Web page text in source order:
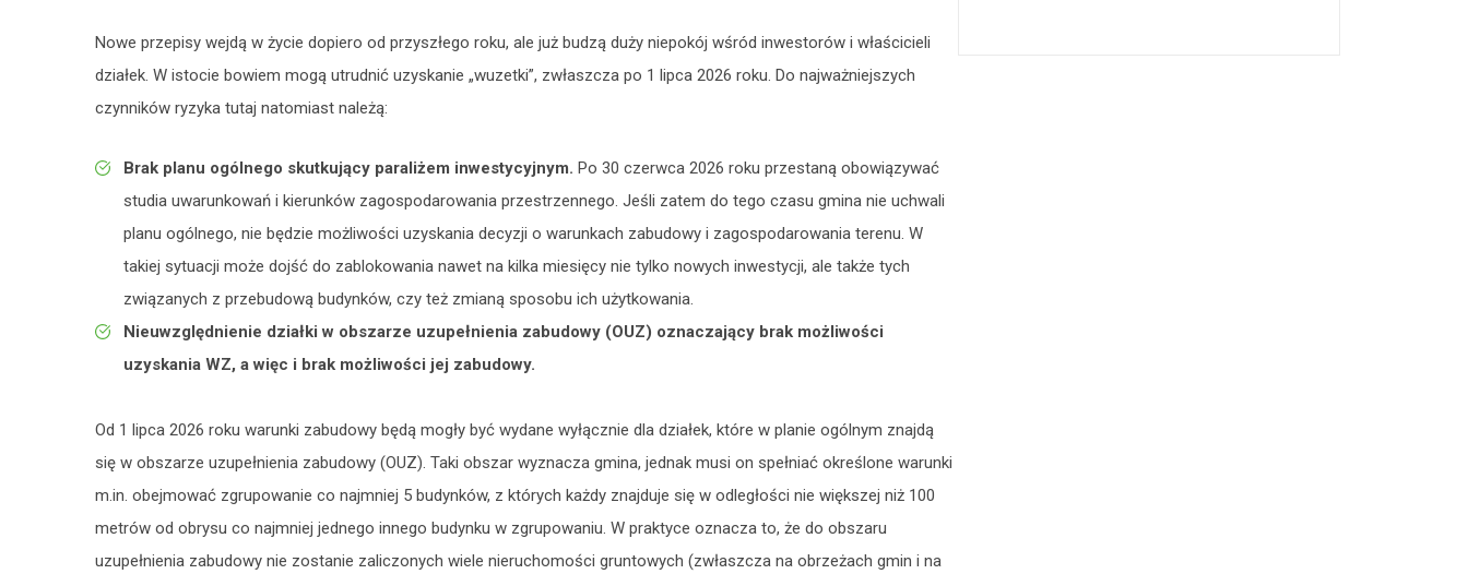
Nowe przepisy wejdą w życie dopiero od przyszłego roku, ale już budzą duży niepokój wśród inwestorów i właścicieli
działek. W istocie bowiem mogą utrudnić uzyskanie „wuzetki”, zwłaszcza po 1 lipca 2026 roku. Do najważniejszych
czynników ryzyka tutaj natomiast należą:
Brak planu ogólnego skutkujący paraliżem inwestycyjnym. Po 30 czerwca 2026 roku przestaną obowiązywać
studia uwarunkowań i kierunków zagospodarowania przestrzennego. Jeśli zatem do tego czasu gmina nie uchwali
planu ogólnego, nie będzie możliwości uzyskania decyzji o warunkach zabudowy i zagospodarowania terenu. W
takiej sytuacji może dojść do zablokowania nawet na kilka miesięcy nie tylko nowych inwestycji, ale także tych
związanych z przebudową budynków, czy też zmianą sposobu ich użytkowania.
Nieuwzględnienie działki w obszarze uzupełnienia zabudowy (OUZ) oznaczający brak możliwości
uzyskania WZ, a więc i brak możliwości jej zabudowy.
Od 1 lipca 2026 roku warunki zabudowy będą mogły być wydane wyłącznie dla działek, które w planie ogólnym znajdą
się w obszarze uzupełnienia zabudowy (OUZ). Taki obszar wyznacza gmina, jednak musi on spełniać określone warunki
m.in. obejmować zgrupowanie co najmniej 5 budynków, z których każdy znajduje się w odległości nie większej niż 100
metrów od obrysu co najmniej jednego innego budynku w zgrupowaniu. W praktyce oznacza to, że do obszaru
uzupełnienia zabudowy nie zostanie zaliczonych wiele nieruchomości gruntowych (zwłaszcza na obrzeżach gmin i na